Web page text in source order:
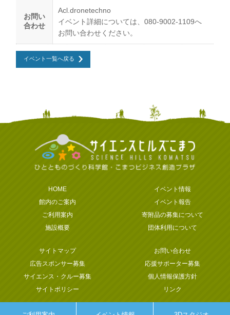
お問い
合わせ
Acl.dronetechno
イベント詳細については、080-9002-1109へ
お問い合わせください。
イベント一覧へ戻る
HOME
イベント情報
館内のご案内
イベント報告
ご利用案内
寄附品の募集について
施設概要
団体利用について
サイトマップ
お問い合わせ
広告スポンサー募集
応援サポーター募集
サイエンス・クルー募集
個人情報保護方針
サイトポリシー
リンク